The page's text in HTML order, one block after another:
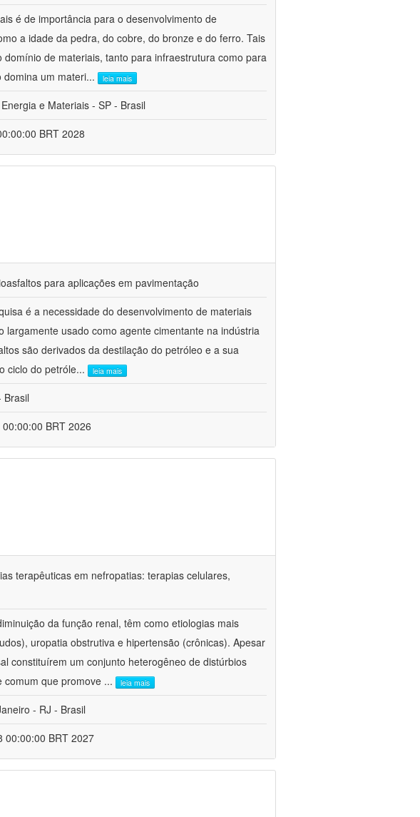
é de importância para o desenvolvimento de
a idade da pedra, do cobre, do bronze e do ferro. Tais
de materiais, tanto para infraestrutura como para
domina um materi... leia mais
e Materiais - SP - Brasil
BRT 2028
para aplicações em pavimentação
é a necessidade do desenvolvimento de materiais
usado como agente cimentante na indústria
são derivados da destilação do petróleo e a sua
ciclo do petróle... leia mais
Brasil
BRT 2026
terapêuticas em nefropatias: terapias celulares,
da função renal, têm como etiologias mais
uropatia obstrutiva e hipertensão (crônicas). Apesar
constituírem um conjunto heterogêneo de distúrbios
comum que promove ... leia mais
- RJ - Brasil
00:00:00 BRT 2027